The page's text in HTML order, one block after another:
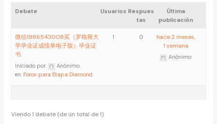
Debate Usuarios Respues
tas
Última
publicación
微信1986543008买（罗格斯大
学毕业证成绩单电子版）毕业证
书
Iniciado por:
Anónimo
en: Foros para Etapa Diamond
1 0
hace 2 meses,
1 semana
Anónimo
Viendo 1 debate (de un total de 1)